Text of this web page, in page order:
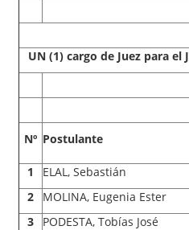
UN (1) cargo de Juez para el
Nº Postulante
1
ELAL, Sebastián
2
MOLINA, Eugenia Ester
3
PODESTA, Tobías José